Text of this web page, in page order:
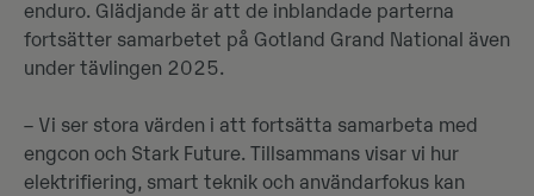
enduro. Glädjande är att de inblandade parterna
fortsätter samarbetet på Gotland Grand National även
under tävlingen 2025.
– Vi ser stora värden i att fortsätta samarbeta med
engcon och Stark Future. Tillsammans visar vi hur
elektrifiering, smart teknik och användarfokus kan